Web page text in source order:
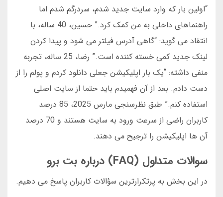
“اولین بار که وارد سایت جدید شدم، سردرگم شدم اما
راهنماهای داخلی به من کمک کرد.” حسین، 40 ساله، با
انتقاد می گوید: “گاهی آدرس فیلتر می شود و پیدا کردن
لینک جدید کمی خسته کننده است.” رضا، 25 ساله، تجربه
منفی داشته: “یک بار اپلیکیشن جعلی دانلود کردم و پولم را از
دست دادم. بعد از آن فهمیدم باید حتما از سایت اصلی
استفاده کنم.” طبق نظرسنجی مارس 2025، 85 درصد
کاربران راضی از سرعت ورود به سایت هستند و 70 درصد
آن ها اپلیکیشن را ترجیح می دهند.
سوالات متداول (FAQ) درباره بت برو
در این بخش به پرتکرارترین سؤالات کاربران پاسخ می دهیم.